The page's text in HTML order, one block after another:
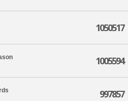
1050517
1005594
997857